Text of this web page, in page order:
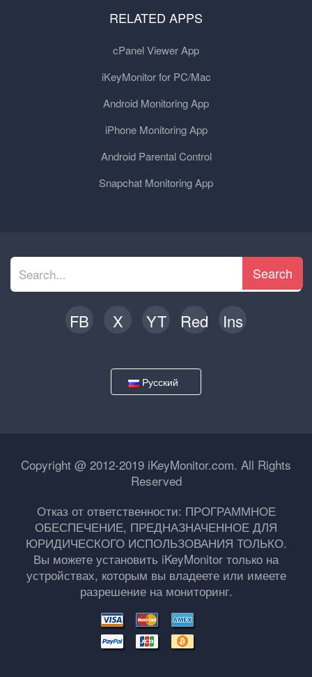
RELATED APPS
cPanel Viewer App
iKeyMonitor for PC/Mac
Android Monitoring App
iPhone Monitoring App
Android Parental Control
Snapchat Monitoring App
Search
FB X YT Red Ins
Русский
Copyright @ 2012-2019 iKeyMonitor.com. All Rights
Reserved
Отказ от ответственности: ПРОГРАММНОЕ
ОБЕСПЕЧЕНИЕ, ПРЕДНАЗНАЧЕННОЕ ДЛЯ
ЮРИДИЧЕСКОГО ИСПОЛЬЗОВАНИЯ ТОЛЬКО.
Вы можете установить iKeyMonitor только на
устройствах, которым вы владеете или имеете
разрешение на мониторинг.